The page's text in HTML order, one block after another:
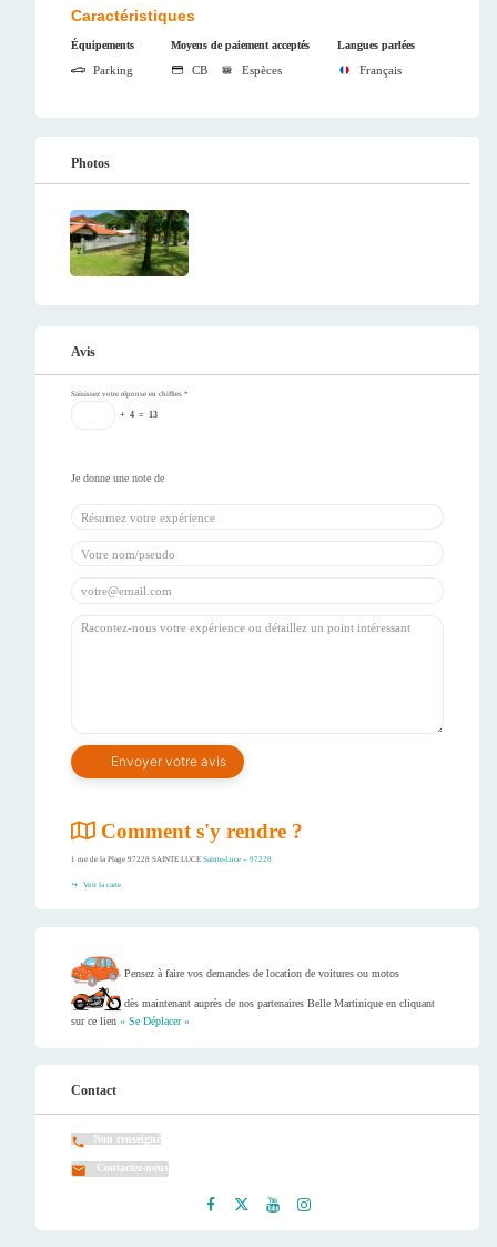
Caractéristiques
Équipements
Parking
Moyens de paiement acceptés
CB Espèces
Langues parlées
Français
Photos
Avis
Saisissez votre réponse en chiffres *
+ 4 = 13
Comment s'y rendre ?
1 rue de la Plage 97228 SAINTE LUCE Sainte-Luce – 97228
Voir la carte
Pensez à faire vos demandes de location de voitures ou motos
dès maintenant auprès de nos partenaires Belle Martinique en cliquant
sur ce lien « Se Déplacer »
Contact
Non renseigné
Contactez-nous